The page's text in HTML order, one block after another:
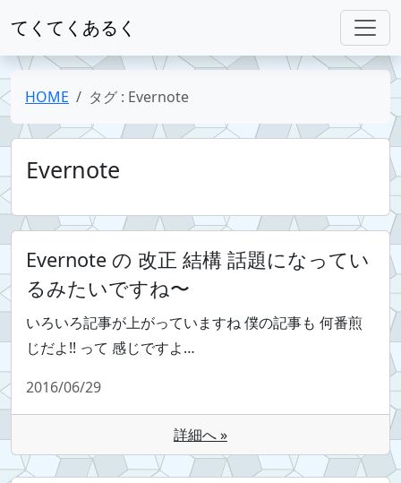
てくてくあるく
HOME タグ : Evernote
Evernote
Evernote の 改正 結構 話題になってい
るみたいですね〜
いろいろ記事が上がっていますね 僕の記事も 何番煎
じだよ!! って 感じですよ…
2016/06/29
詳細へ »